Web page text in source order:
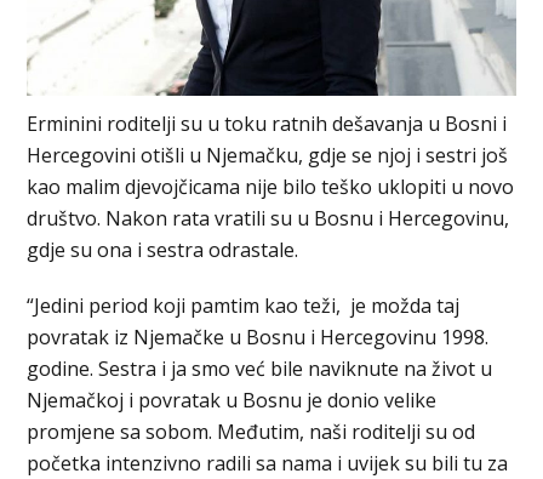
Erminini roditelji su u toku ratnih dešavanja u Bosni i
Hercegovini otišli u Njemačku, gdje se njoj i sestri još
kao malim djevojčicama nije bilo teško uklopiti u novo
društvo. Nakon rata vratili su u Bosnu i Hercegovinu,
gdje su ona i sestra odrastale.
“Jedini period koji pamtim kao teži, je možda taj
povratak iz Njemačke u Bosnu i Hercegovinu 1998.
godine. Sestra i ja smo već bile naviknute na život u
Njemačkoj i povratak u Bosnu je donio velike
promjene sa sobom. Međutim, naši roditelji su od
početka intenzivno radili sa nama i uvijek su bili tu za